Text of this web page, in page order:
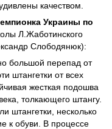
качеством.
Украины по
Л.Жаботинского
Слободянюк):
большой перепад от
штангетки от всех
жесткая подошва
толкающего штангу.
штангетки, несколько
к обуви. В процессе